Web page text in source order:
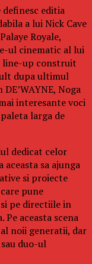
definesc editia
a lui Nick Cave
Royale,
ul cinematic al lui
line-up construit
dupa ultimul
Noga
interesante voci
larga de
dedicat celor
aceasta sa ajunga
si proiecte
pune
pe directiile in
aceasta scena
noii generatii, dar
duo-ul